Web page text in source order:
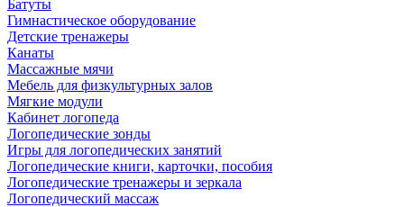
Батуты
Гимнастическое оборудование
Детские тренажеры
Канаты
Массажные мячи
Мебель для физкультурных залов
Мягкие модули
Кабинет логопеда
Логопедические зонды
Игры для логопедических занятий
Логопедические книги, карточки, пособия
Логопедические тренажеры и зеркала
Логопедический массаж